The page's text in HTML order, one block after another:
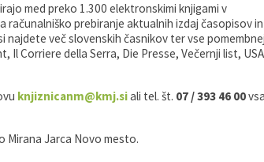
med preko 1.300 elektronskimi knjigami v
računalniško prebiranje aktualnih izdaj časopisov in
več slovenskih časnikov ter vse
Corriere della Serra, Die Presse, Večernji list, USA
knjiznicanm@kmj.siali tel. št. 07 / 393 46 00
Mirana Jarca Novo mesto.